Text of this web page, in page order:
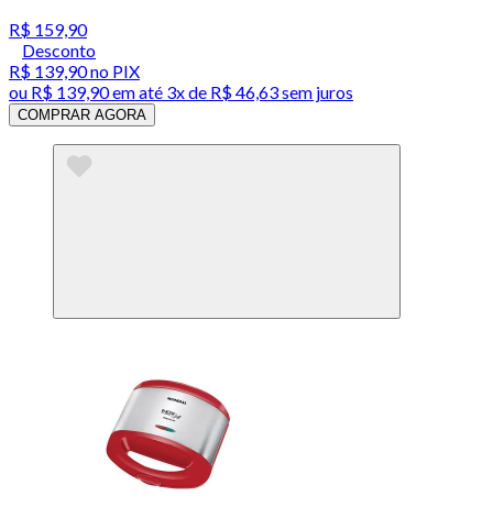
R$ 159,90
Desconto
R$ 139,90no PIX
ou R$ 139,90em até 3x de R$ 46,63 sem juros
COMPRAR AGORA